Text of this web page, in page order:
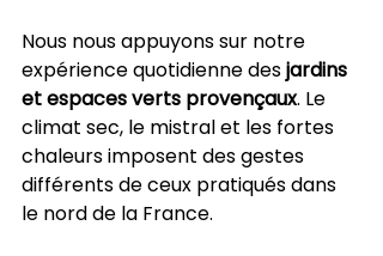
Nous nous appuyons sur notre
expérience quotidienne des jardins
et espaces verts provençaux. Le
climat sec, le mistral et les fortes
chaleurs imposent des gestes
différents de ceux pratiqués dans
le nord de la France.